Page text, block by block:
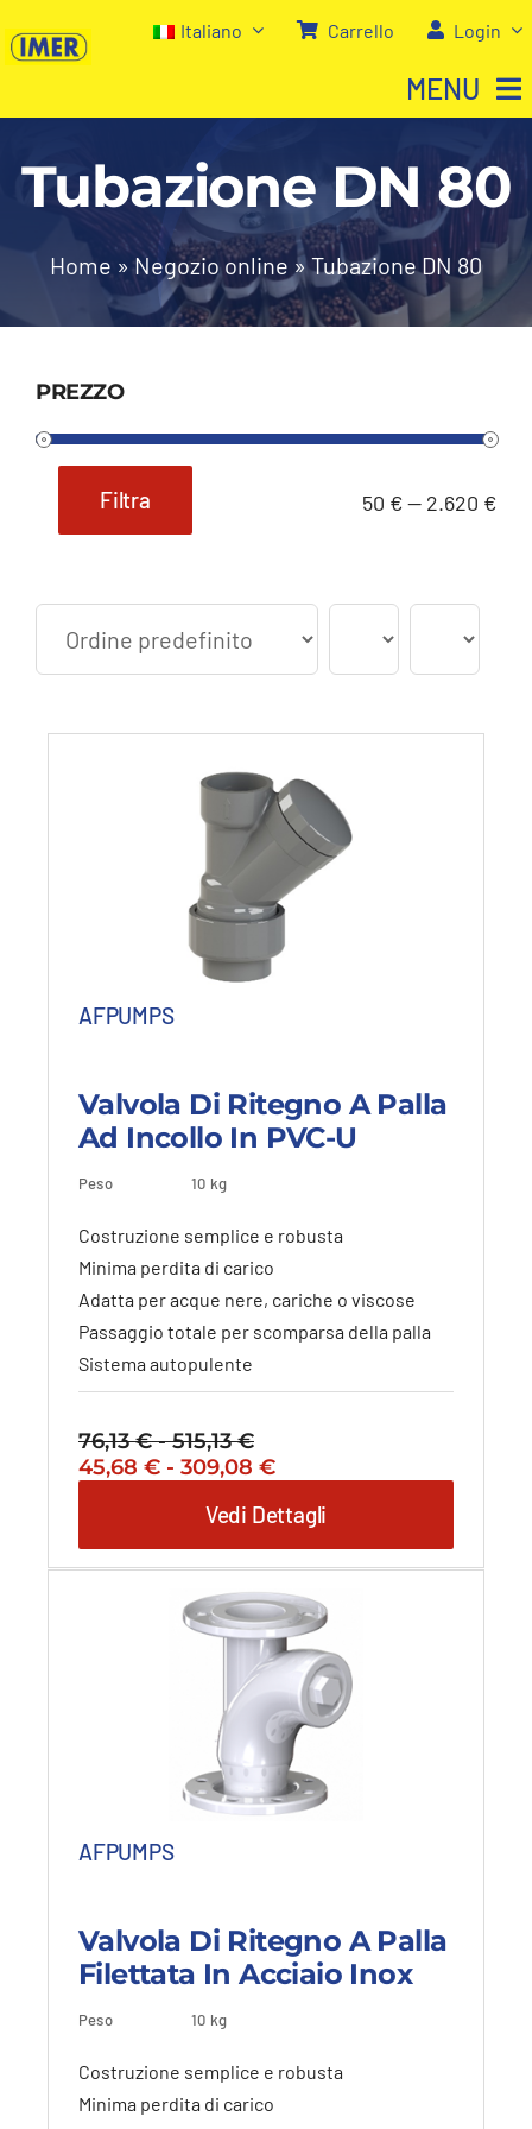
al
Italiano Carrello Login
MENU
Home
Negozio
Chi siamo
I nostri servizi
Contatti
Tubazione DN 80
Home »Negozio online »Tubazione DN 80
PREZZO
Filtra 50 €— 2.620 €
varianti.
Le
opzioni
possono
nella
pagina
del
prodotto
AFPUMPS
Valvola Di Ritegno A Palla
Ad Incollo In PVC-U
Peso 10 kg
Costruzione semplice e robusta
Minima perdita di carico
Adatta per acque nere, cariche o viscose
Passaggio totale per scomparsa della palla
Sistema autopulente
76,13€ - 515,13€Fascia
di
da
76,13 €
a
515,13 €
Il
era:
76,13 €
515,13 €Fascia
45,68 € - 309,08 €Fascia
prezzo:
da
45,68 €
a
309,08 €
Il
attuale
è:
45,68 €
-
309,08 €Fascia
di
prezzo:
da
45,68 €
309,08 €.
Vedi Dettagli
varianti.
AFPUMPS
Valvola Di Ritegno A Palla
Filettata In Acciaio Inox
Peso 10 kg
Costruzione semplice e robusta
Minima perdita di carico